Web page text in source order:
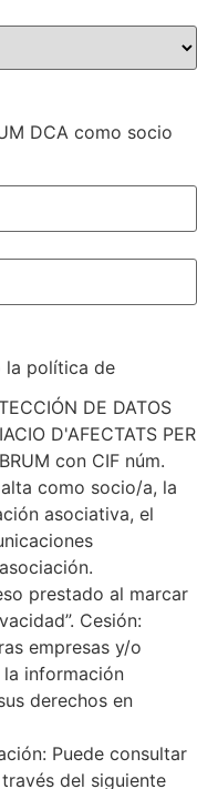
DCA como socio
la política de
DE DATOS
D'AFECTATS PER
con CIF núm.
como socio/a, la
asociativa, el
prestado al marcar
Cesión:
empresas y/o
información
derechos en
Puede consultar
del siguiente